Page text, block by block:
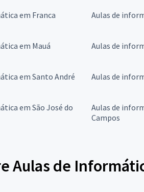
em Franca
Aulas de
em Mauá Aulas de
em Santo André
Aulas de
em São José do
Aulas de
Campos
Aulas de